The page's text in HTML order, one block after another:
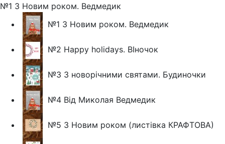
№1 З Новим роком. Ведмедик
№1 З Новим роком. Ведмедик
№2 Happy holidays. ВІночок
№3 З новорічними святами. Будиночки
№4 Від Миколая Ведмедик
№5 З Новим роком (листівка КРАФТОВА)